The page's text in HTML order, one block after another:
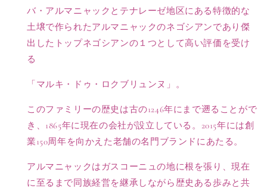
ャ
ッ
ク
の
量
減
ら
す
ャ
ッ
ク
の
量
増
や
す
バ・アルマニャックとテナレーゼ地区にある特徴的な
土壌で作られたアルマニャックのネゴシアンであり傑
出したトップネゴシアンの１つとして高い評価を受け
る
「マルキ・ドゥ・ロクブリュンヌ」。
このファミリーの歴史は古の1246年にまで遡ることがで
き、1865年に現在の会社が設立している。2015年には創
業150周年を向かえた老舗の名門ブランドにあたる。
アルマニャックはガスコーニュの地に根を張り、現在
に至るまで同族経営を継承しながら歴史ある歩みと共